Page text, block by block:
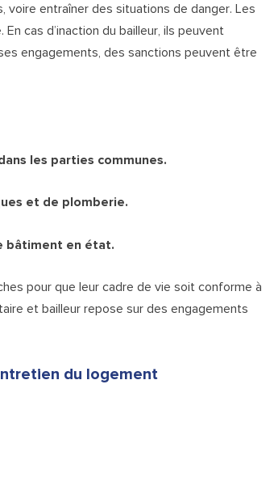
entraîner des situations de danger. Les
cas d’inaction du bailleur, ils peuvent
engagements, des sanctions peuvent être
les parties communes.
et de plomberie.
bâtiment en état.
pour que leur cadre de vie soit conforme à
et bailleur repose sur des engagements
du logement